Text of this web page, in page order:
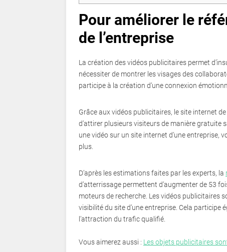
Pour améliorer le
de l’entreprise
La création des vidéos publicitaires permet
nécessiter de montrer les visages des
participe à la création d’une connexion
Grâce aux vidéos publicitaires, le site internet
d’attirer plusieurs visiteurs de manière gratuite
une vidéo sur un site internet d’une entreprise,
plus.
D’après les estimations faites par les experts, la
d’atterrissage permettent d’augmenter de 53
moteurs de recherche. Les vidéos publicitaires
visibilité du site d’une entreprise. Cela participe
l’attraction du trafic qualifié.
Vous aimerez aussi : Les objets publicitaires